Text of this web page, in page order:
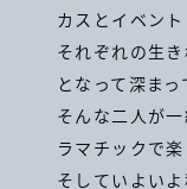
カスとイベント
それぞれの生
となって深まっ
そんな二人が
ラマチックで楽
そしていよい